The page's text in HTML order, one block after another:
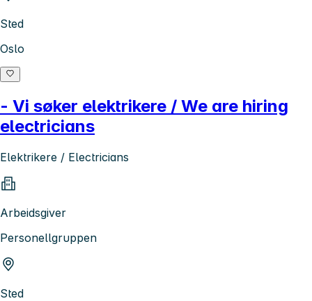
Sted
Oslo
- Vi søker elektrikere / We are hiring
electricians
Elektrikere / Electricians
Arbeidsgiver
Personellgruppen
Sted